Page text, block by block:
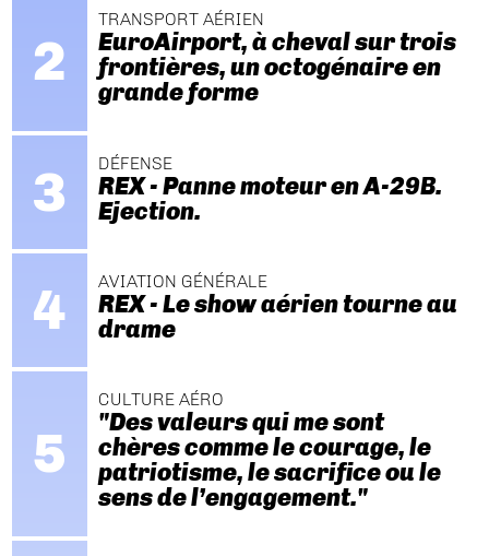
TRANSPORT AÉRIEN
EuroAirport, à cheval sur trois
frontières, un octogénaire en
grande forme
DÉFENSE
REX - Panne moteur en A-29B.
Ejection.
AVIATION GÉNÉRALE
REX - Le show aérien tourne au
drame
CULTURE AÉRO
"Des valeurs qui me sont
chères comme le courage, le
patriotisme, le sacrifice ou le
sens de l’engagement."